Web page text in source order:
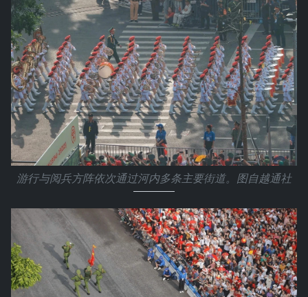
游行与阅兵方阵依次通过河内多条主要街道。图自越通社